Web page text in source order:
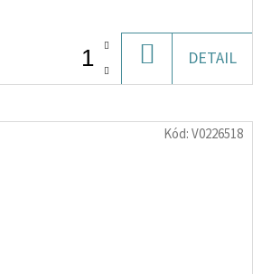
KOŠÍKU
DETAIL
Kód:V0226518